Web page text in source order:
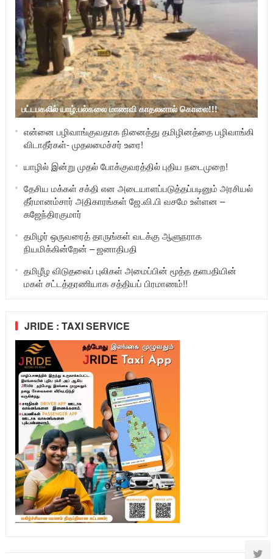
பட்டபகலில் யாழ்.பல்கலை மாணவி காதலனால் கொலை!!!
என்னை பழிவாங்குவதாக நினைத்து தமிழினத்தை பழிவாங்கி
விடாதீர்கள்- முதலமைச்சர் உரை!
யாழில் இன்று முதல் போக்குவரத்தில் புதிய நடைமுறை!
தேசிய மக்கள் சக்தி என அடையாளப்படுத்தப்படினும் அரசியல்
தீர்மானம்சார் அதிகாரங்கள் ஜே.வி.பி வசமே உள்ளன –
கஜேந்திரகுமார்
தமிழர் ஒருவரைத் தாருங்கள் வடக்கு ஆளுநராக
நியமிக்கின்றேன் – ஜனாதிபதி
தமிழீழ விடுதலைப் புலிகள் அமைப்பின் மூத்த தளபதியின்
மகள் சட்டத்தரணியாக சத்தியப் பிரமாணம்!!
JRIDE : TAXI SERVICE